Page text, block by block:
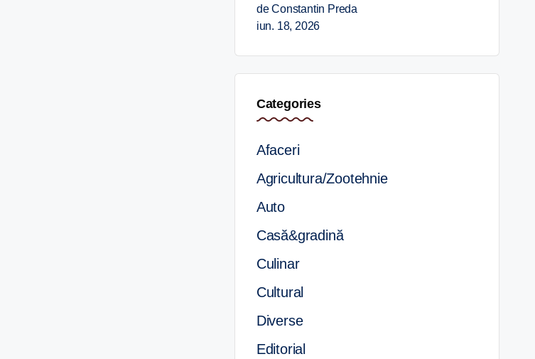
de Constantin Preda
iun. 18, 2026
Categories
Afaceri
Agricultura/Zootehnie
Auto
Casă&gradină
Culinar
Cultural
Diverse
Editorial